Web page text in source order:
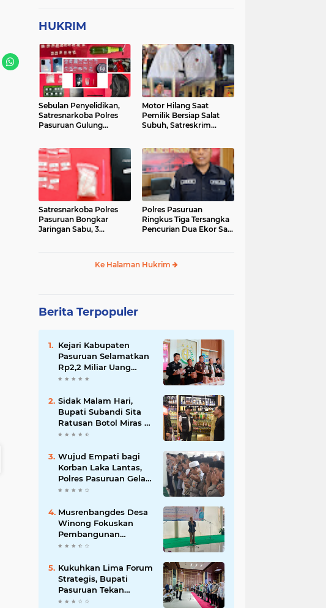
HUKRIM
Sebulan Penyelidikan,
Satresnarkoba Polres
Pasuruan Gulung
Motor Hilang Saat
Pemilik Bersiap Salat
Subuh, Satreskrim
Satresnarkoba Polres
Pasuruan Bongkar
Jaringan Sabu, 3
Polres Pasuruan
Ringkus Tiga Tersangka
Pencurian Dua Ekor Sapi
Ke Halaman Hukrim
Berita Terpopuler
Kejari Kabupaten
Pasuruan Selamatkan
Rp2,2 Miliar Uang
Negara dari Korupsi
Sidak Malam Hari,
Bupati Subandi Sita
Ratusan Botol Miras di
Kawasan Perumahan
Wujud Empati bagi
Korban Laka Lantas,
Polres Pasuruan Gelar
Salat Ghaib dan Doa
Musrenbangdes Desa
Winong Fokuskan
Pembangunan
Berbasis Potensi Lokal,
Meski Dihantam
Efisiensi Anggaran
Kukuhkan Lima Forum
Strategis, Bupati
Pasuruan Tekan
Pentingnya Program